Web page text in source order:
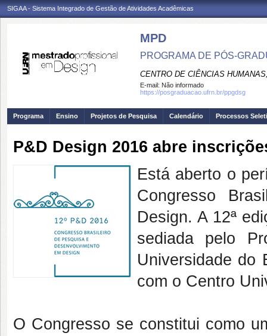
SIGAA - Sistema Integrado de Gestão de Atividades Acadêmicas
MPD
PROGRAMA DE PÓS-
CENTRO DE CIÊNCIAS
E-mail: Não informado
https://posgraduacao.ufrn.br/ppgdsg
Programa Ensino Projetos de Pesquisa Calendário Processos
P&D Design 2016 abre
Está aberto o
Congresso
Design. A 12ª
sediada pelo
Universidade do
com o Centro
O Congresso se constitui como